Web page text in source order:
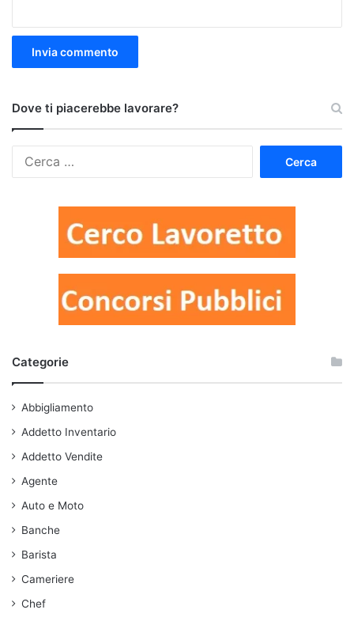
Dove ti piacerebbe lavorare?
Categorie
Abbigliamento
Addetto Inventario
Addetto Vendite
Agente
Auto e Moto
Banche
Barista
Cameriere
Chef